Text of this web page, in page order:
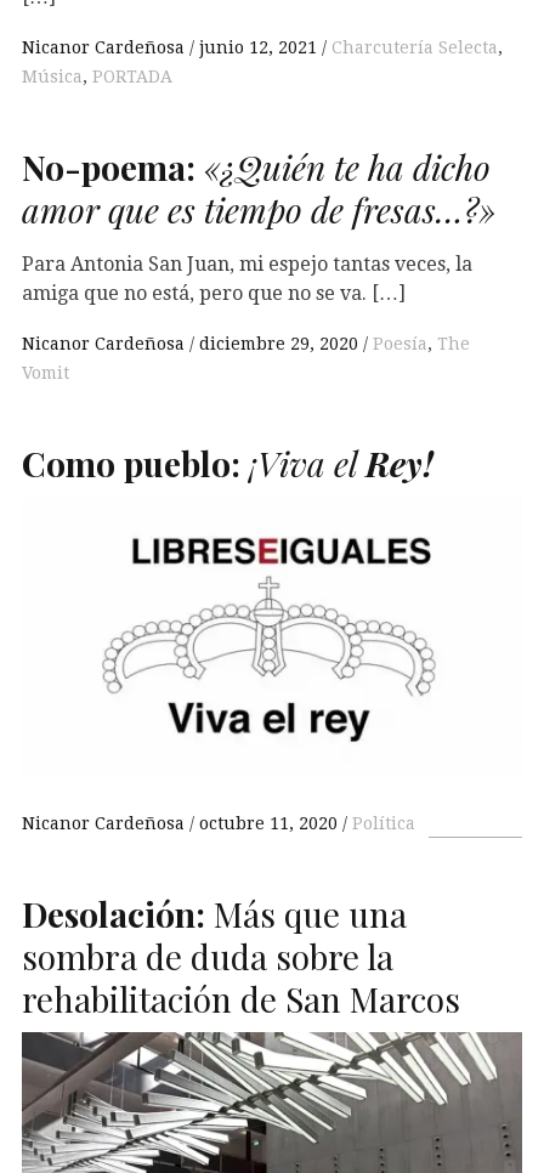
Nicanor Cardeñosa junio 12, 2021 Charcutería Selecta,
Música, PORTADA
No-poema: «¿Quién te ha dicho
amor que es tiempo de fresas…?»
Para Antonia San Juan, mi espejo tantas veces, la
amiga que no está, pero que no se va. […]
Nicanor Cardeñosa diciembre 29, 2020 Poesía, The
Vomit
Como pueblo: ¡Viva elRey!
Nicanor Cardeñosa octubre 11, 2020 Política
Desolación: Más que una
sombra de duda sobre la
rehabilitación de San Marcos